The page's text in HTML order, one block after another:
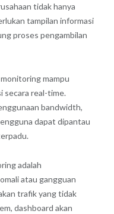
tidak hanya
tampilan informasi
proses pengambilan
mampu
secara real-time.
bandwidth,
dapat dipantau
adalah
atau gangguan
trafik yang tidak
dashboard akan